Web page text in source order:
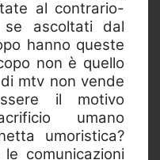
al contrario-
se ascoltati dal
hanno queste
non è quello
mtv non vende
il motivo
umano
umoristica?
comunicazioni